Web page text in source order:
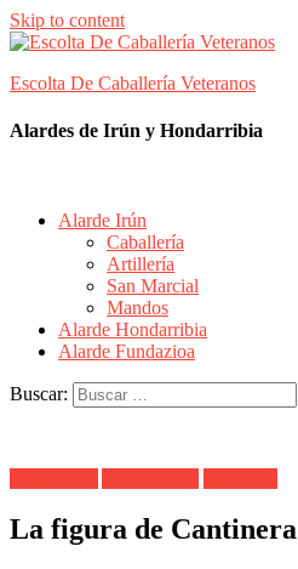
Skip to content
Escolta De Caballería Veteranos
Alardes de Irún y Hondarribia
Alarde Irún
Caballería
Artillería
San Marcial
Mandos
Alarde Hondarribia
Alarde Fundazioa
Buscar:
La figura de